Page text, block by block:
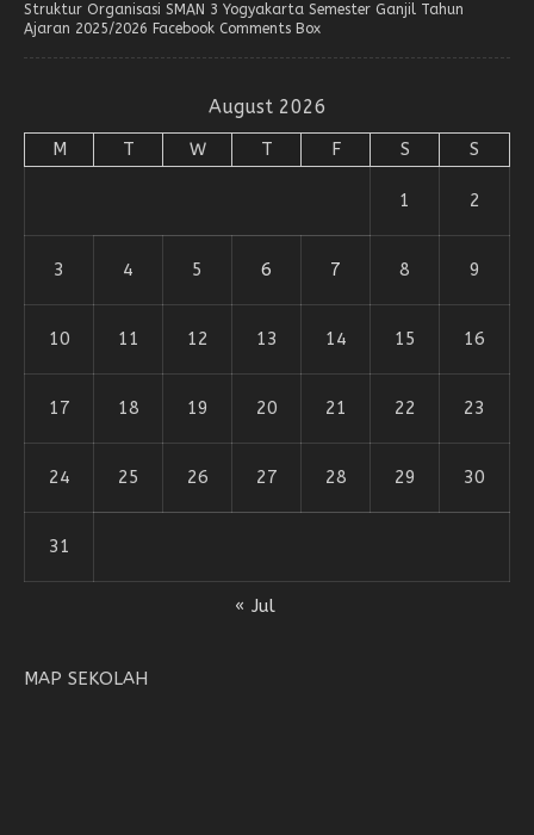
Struktur Organisasi SMAN 3 Yogyakarta Semester Ganjil Tahun
Ajaran 2025/2026 Facebook Comments Box
August 2026
M T W T F S S
1 2
3 4 5 6 7 8 9
10 11 12 13 14 15 16
17 18 19 20 21 22 23
24 25 26 27 28 29 30
31
« Jul
MAP SEKOLAH